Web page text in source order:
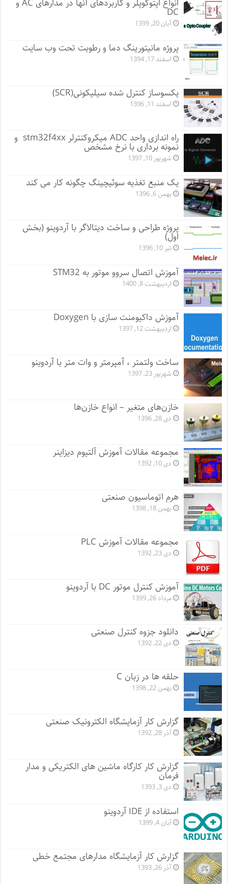
انواع اپتوکوپلر و کاربردهای آنها در مدارهای AC و
DC
آبان 20, 1399
پروژه مانيتورينگ دما و رطوبت تحت وب سایت
اسفند 17, 1394
یکسوساز کنترل شده سیلیکونی(SCR)
اسفند 11, 1396
راه اندازی واحد ADC میکروکنترلر stm32f4xx و
نمونه برداری با نرخ مشخص
شهریور 10, 1397
یک منبع تغذیه سوئیچینگ چگونه کار می کند
بهمن 6, 1396
پروژه طراحی و ساخت دیتالاگر با آردوینو (بخش
اول)
تیر 10, 1396
آموزش اتصال سروو موتور به STM32
اردیبهشت 8, 1400
آموزش داکیومنت سازی با Doxygen
اردیبهشت 12, 1397
ساخت ولتمتر ، آمپرمتر و وات متر با آردوینو
شهریور 23, 1397
خازن‌های متغیر – انواع خازن‌ها
دی 28, 1396
مجموعه مقالات آموزش آلتیوم دیزاینر
دی 10, 1392
هرم اتوماسیون صنعتی
بهمن 18, 1398
مجموعه مقالات آموزش PLC
دی 23, 1392
آموزش کنترل موتور DC با آردوینو
مرداد 26, 1399
دانلود جزوه کنترل صنعتی
دی 22, 1392
حلقه ها در زبان C
بهمن 22, 1398
گزارش کار آزمایشگاه الکترونیک صنعتی
آذر 28, 1392
گزارش کار کارگاه ماشین های الکتریکی و مدار
فرمان
دی 3, 1393
استفاده از IDE آردوینو
آبان 4, 1399
گزارش کار آزمایشگاه مدارهای مجتمع خطی
آذر 26, 1393